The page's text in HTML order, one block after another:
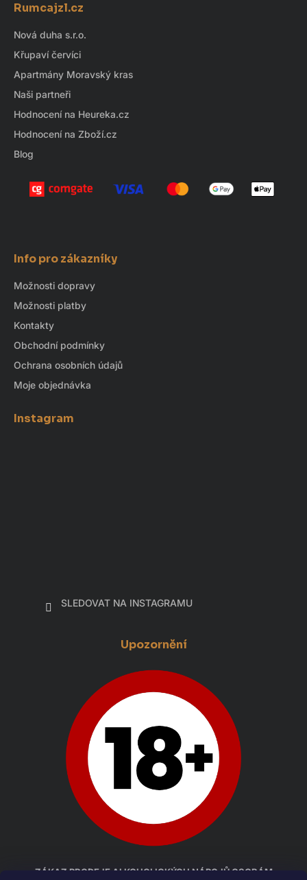
Rumcajzl.cz
Nová duha s.r.o.
Křupaví červíci
Apartmány Moravský kras
Naši partneři
Hodnocení na Heureka.cz
Hodnocení na Zboží.cz
Blog
Info pro zákazníky
Možnosti dopravy
Možnosti platby
Kontakty
Obchodní podmínky
Ochrana osobních údajů
Moje objednávka
Instagram
SLEDOVAT NA INSTAGRAMU
Upozornění
ZÁKAZ PRODEJE ALKOHOLICKÝCH NÁPOJŮ OSOBÁM